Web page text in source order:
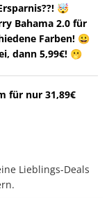
🤯
Bahama 2.0 für
Farben! 😀
dann 5,99€! 🫢
für nur 31,89€
Lieblings-Deals